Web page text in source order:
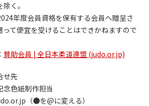
く。
年度会員資格を保有する会員へ贈呈さ
って便宜を受けることはできかねますので
賛助会員 | 全日本柔道連盟 (judo.or.jp)
せ先
念色紙制作担当
（●を@に変える）